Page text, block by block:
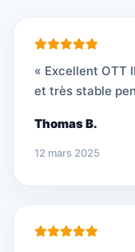
« Excellent OTT
et très stable
Thomas B.
12 mars 2025